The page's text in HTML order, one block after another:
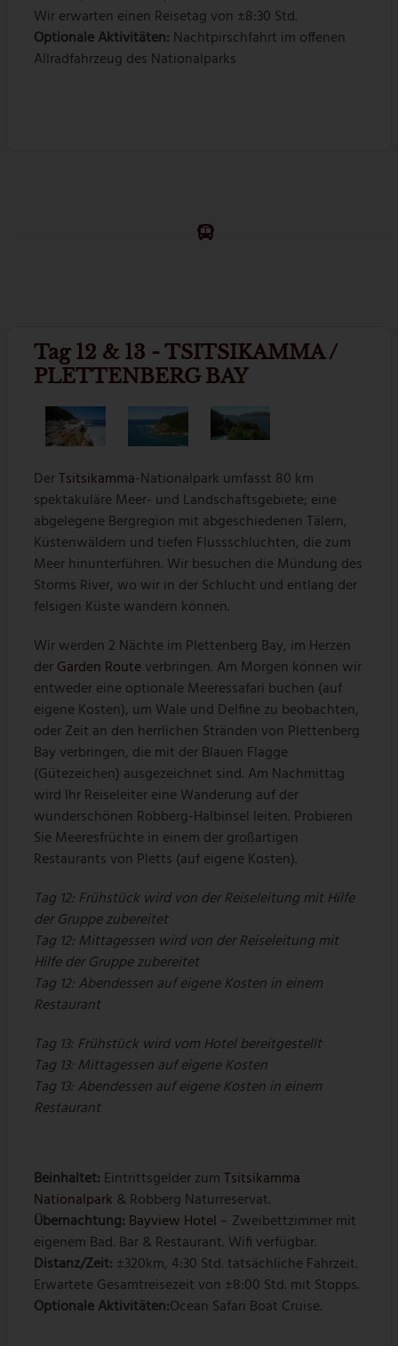
Wir erwarten einen Reisetag von ±8:30 Std.
Optionale Aktivitäten: Nachtpirschfahrt im offenen
Allradfahrzeug des Nationalparks
Tag 12 & 13 - TSITSIKAMMA /
PLETTENBERG BAY
DerTsitsikamma-Nationalpark umfasst 80 km
spektakuläre Meer- und Landschaftsgebiete; eine
abgelegene Bergregion mit abgeschiedenen Tälern,
Küstenwäldern und tiefen Flussschluchten, die zum
Meer hinunterführen. Wir besuchen die Mündung des
Storms River, wo wir in der Schlucht und entlang der
felsigen Küste wandern können.
Wir werden 2 Nächte im Plettenberg Bay, im Herzen
derGarden Routeverbringen. Am Morgen können wir
entweder eine optionale Meeressafari buchen (auf
eigene Kosten), um Wale und Delfine zu beobachten,
oder Zeit an den herrlichen Stränden von Plettenberg
Bay verbringen, die mit der Blauen Flagge
(Gütezeichen) ausgezeichnet sind. Am Nachmittag
wird Ihr Reiseleiter eine Wanderung auf der
wunderschönen Robberg-Halbinsel leiten. Probieren
Sie Meeresfrüchte in einem der großartigen
Restaurants von Pletts (auf eigene Kosten).
Tag 12: Frühstück wird von der Reiseleitung mit Hilfe
der Gruppe zubereitet
Tag 12: Mittagessen wird von der Reiseleitung mit
Hilfe der Gruppe zubereitet
Tag 12: Abendessen auf eigene Kosten in einem
Restaurant
Tag 13: Frühstück wird vom Hotel bereitgestellt
Tag 13: Mittagessen auf eigene Kosten
Tag 13: Abendessen auf eigene Kosten in einem
Restaurant
Beinhaltet: Eintrittsgelder zumTsitsikamma
Nationalpark & Robberg Naturreservat.
Übernachtung: Bayview Hotel – Zweibettzimmer mit
eigenem Bad. Bar & Restaurant. Wifi verfügbar.
Distanz/Zeit: ±320km, 4:30 Std. tatsächliche Fahrzeit.
Erwartete Gesamtreisezeit von ±8:00 Std. mit Stopps.
Optionale Aktivitäten:Ocean Safari Boat Cruise.